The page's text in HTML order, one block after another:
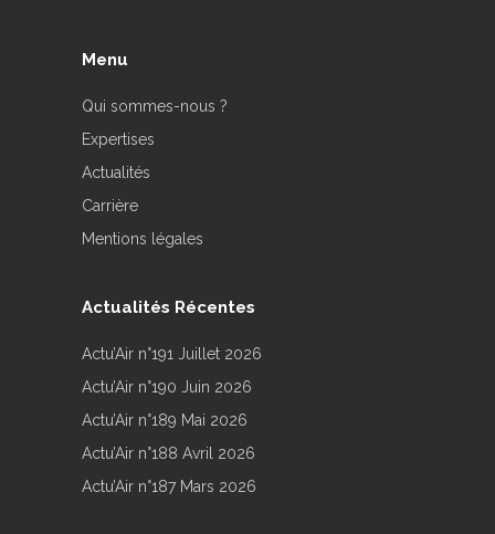
Menu
Qui sommes-nous ?
Expertises
Actualités
Carrière
Mentions légales
Actualités Récentes
Actu’Air n°191 Juillet 2026
Actu’Air n°190 Juin 2026
Actu’Air n°189 Mai 2026
Actu’Air n°188 Avril 2026
Actu’Air n°187 Mars 2026